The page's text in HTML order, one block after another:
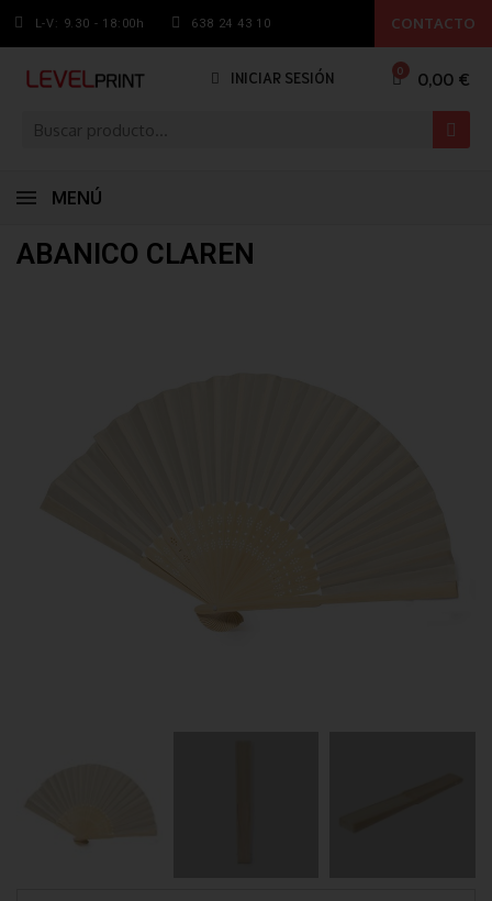
L-V: 9.30 - 18:00h 638 24 43 10 CONTACTO
INICIAR SESIÓN 0,00 €
MENÚ
ABANICO CLAREN